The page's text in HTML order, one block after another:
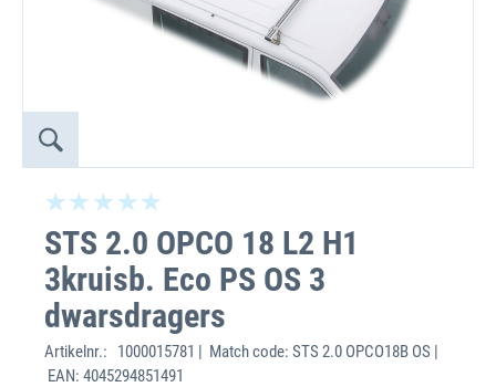
STS 2.0 OPCO 18 L2 H1
3kruisb. Eco PS OS 3
dwarsdragers
Artikelnr.:
1000015781 | Match code: STS 2.0 OPCO18B OS |
EAN: 4045294851491